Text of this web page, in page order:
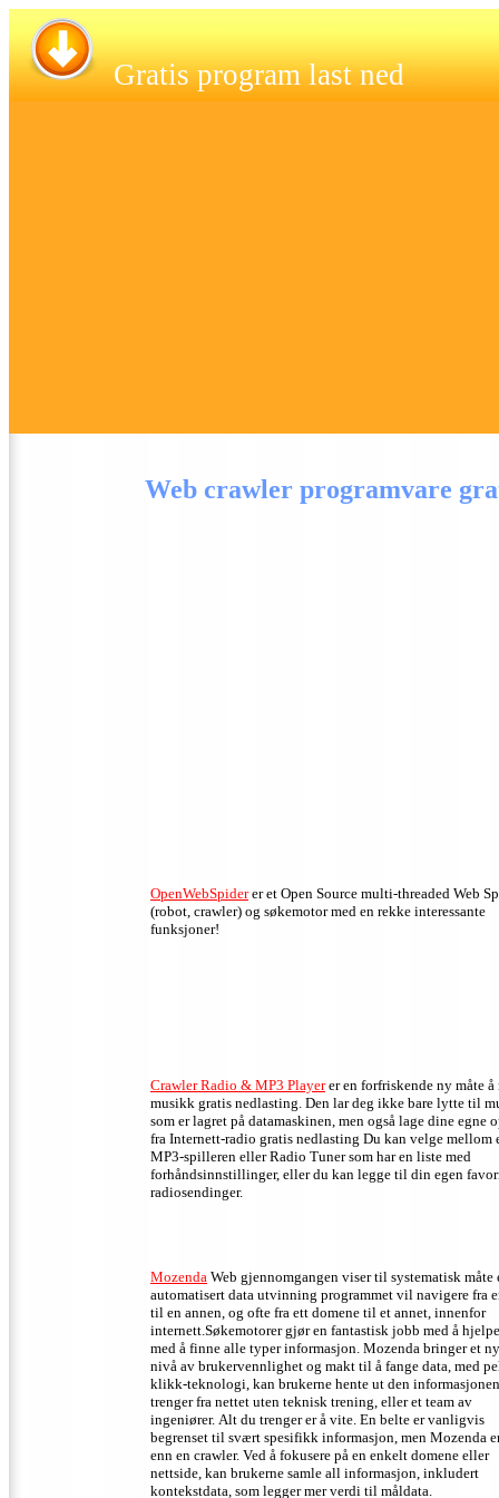
Gratis program last ned
Web crawler programvare
OpenWebSpiderer et Open Source multi-threaded Web
(robot, crawler) og søkemotor med en rekke interessante
funksjoner!
Crawler Radio & MP3 Playerer en forfriskende ny måte å
musikk gratis nedlasting. Den lar deg ikke bare lytte til
som er lagret på datamaskinen, men også lage dine egne
fra Internett-radio gratis nedlasting Du kan velge mellom
MP3-spilleren eller Radio Tuner som har en liste med
forhåndsinnstillinger, eller du kan legge til din egen
radiosendinger.
Mozenda Web gjennomgangen viser til systematisk måte
automatisert data utvinning programmet vil navigere fra
til en annen, og ofte fra ett domene til et annet, innenfor
internett.Søkemotorer gjør en fantastisk jobb med å
med å finne alle typer informasjon. Mozenda bringer et
nivå av brukervennlighet og makt til å fange data, med
klikk-teknologi, kan brukerne hente ut den
trenger fra nettet uten teknisk trening, eller et team av
ingeniører. Alt du trenger er å vite. En belte er vanligvis
begrenset til svært spesifikk informasjon, men Mozenda
enn en crawler. Ved å fokusere på en enkelt domene eller
nettside, kan brukerne samle all informasjon, inkludert
kontekstdata, som legger mer verdi til måldata.